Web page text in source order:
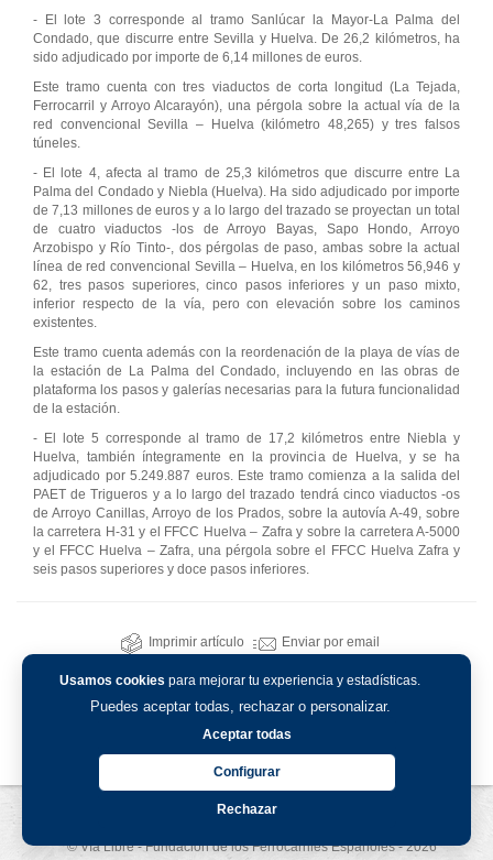
Usamos cookies para mejorar tu experiencia y estadísticas.
Puedes aceptar todas, rechazar o personalizar.
Aceptar todas
Configurar
Rechazar
- El lote 3 corresponde al tramo Sanlúcar la Mayor-La Palma del
Condado, que discurre entre Sevilla y Huelva. De 26,2 kilómetros, ha
sido adjudicado por importe de 6,14 millones de euros.
Este tramo cuenta con tres viaductos de corta longitud (La Tejada,
Ferrocarril y Arroyo Alcarayón), una pérgola sobre la actual vía de la
red convencional Sevilla – Huelva (kilómetro 48,265) y tres falsos
túneles.
- El lote 4, afecta al tramo de 25,3 kilómetros que discurre entre La
Palma del Condado y Niebla (Huelva). Ha sido adjudicado por importe
de 7,13 millones de euros y a lo largo del trazado se proyectan un total
de cuatro viaductos -los de Arroyo Bayas, Sapo Hondo, Arroyo
Arzobispo y Río Tinto-, dos pérgolas de paso, ambas sobre la actual
línea de red convencional Sevilla – Huelva, en los kilómetros 56,946 y
62, tres pasos superiores, cinco pasos inferiores y un paso mixto,
inferior respecto de la vía, pero con elevación sobre los caminos
existentes.
Este tramo cuenta además con la reordenación de la playa de vías de
la estación de La Palma del Condado, incluyendo en las obras de
plataforma los pasos y galerías necesarias para la futura funcionalidad
de la estación.
- El lote 5 corresponde al tramo de 17,2 kilómetros entre Niebla y
Huelva, también íntegramente en la provincia de Huelva, y se ha
adjudicado por 5.249.887 euros. Este tramo comienza a la salida del
PAET de Trigueros y a lo largo del trazado tendrá cinco viaductos -os
de Arroyo Canillas, Arroyo de los Prados, sobre la autovía A-49, sobre
la carretera H-31 y el FFCC Huelva – Zafra y sobre la carretera A-5000
y el FFCC Huelva – Zafra, una pérgola sobre el FFCC Huelva Zafra y
seis pasos superiores y doce pasos inferiores.
Imprimir artículo Enviar por email
Política de privacidad
© Vía Libre - Fundación de los Ferrocarriles Españoles - 2026